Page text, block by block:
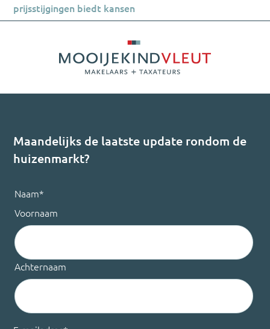
prijsstijgingen biedt kansen
Maandelijks de laatste update rondom de
huizenmarkt?
Naam*
Voornaam
Achternaam